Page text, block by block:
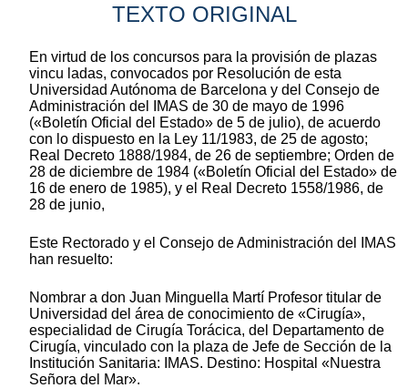
TEXTO ORIGINAL
En virtud de los concursos para la provisión de plazas
vincu ladas, convocados por Resolución de esta
Universidad Autónoma de Barcelona y del Consejo de
Administración del IMAS de 30 de mayo de 1996
(«Boletín Oficial del Estado» de 5 de julio), de acuerdo
con lo dispuesto en la Ley 11/1983, de 25 de agosto;
Real Decreto 1888/1984, de 26 de septiembre; Orden de
28 de diciembre de 1984 («Boletín Oficial del Estado» de
16 de enero de 1985), y el Real Decreto 1558/1986, de
28 de junio,
Este Rectorado y el Consejo de Administración del IMAS
han resuelto:
Nombrar a don Juan Minguella Martí Profesor titular de
Universidad del área de conocimiento de «Cirugía»,
especialidad de Cirugía Torácica, del Departamento de
Cirugía, vinculado con la plaza de Jefe de Sección de la
Institución Sanitaria: IMAS. Destino: Hospital «Nuestra
Señora del Mar».